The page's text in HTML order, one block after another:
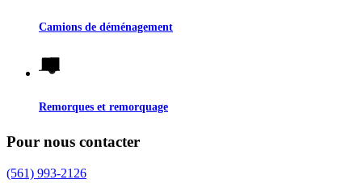
Camions de déménagement
Remorques et remorquage
Pour nous contacter
(561) 993-2126